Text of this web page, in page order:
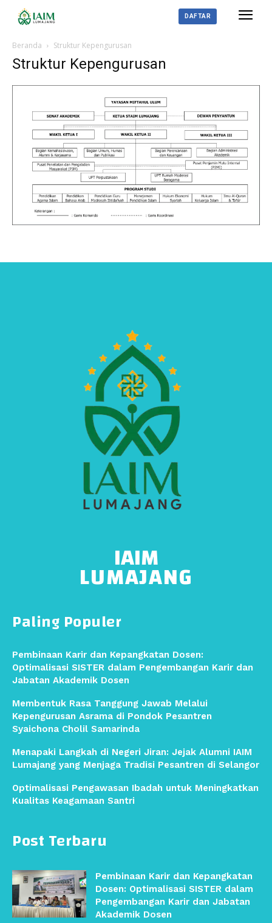
DAFTAR
Beranda Struktur Kepengurusan
Struktur Kepengurusan
Post Terbaru
Pembinaan Karir dan Kepangkatan
Dosen: Optimalisasi SISTER dalam
Pengembangan Karir dan Jabatan
Akademik Dosen
Paling Populer
Pembinaan Karir dan Kepangkatan Dosen:
Optimalisasi SISTER dalam Pengembangan Karir dan
Jabatan Akademik Dosen
Membentuk Rasa Tanggung Jawab Melalui
Kepengurusan Asrama di Pondok Pesantren
Syaichona Cholil Samarinda
Menapaki Langkah di Negeri Jiran: Jejak Alumni IAIM
Lumajang yang Menjaga Tradisi Pesantren di Selangor
Optimalisasi Pengawasan Ibadah untuk Meningkatkan
Kualitas Keagamaan Santri
IAIM
LUMAJANG